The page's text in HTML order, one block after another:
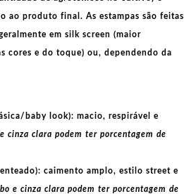
ao produto final. As estampas são feitas
em silk screen (maior
cores e do toque) ou, dependendo da
baby look): macio, respirável e
cinza clara podem ter porcentagem de
caimento amplo, estilo street e
e cinza clara podem ter porcentagem de